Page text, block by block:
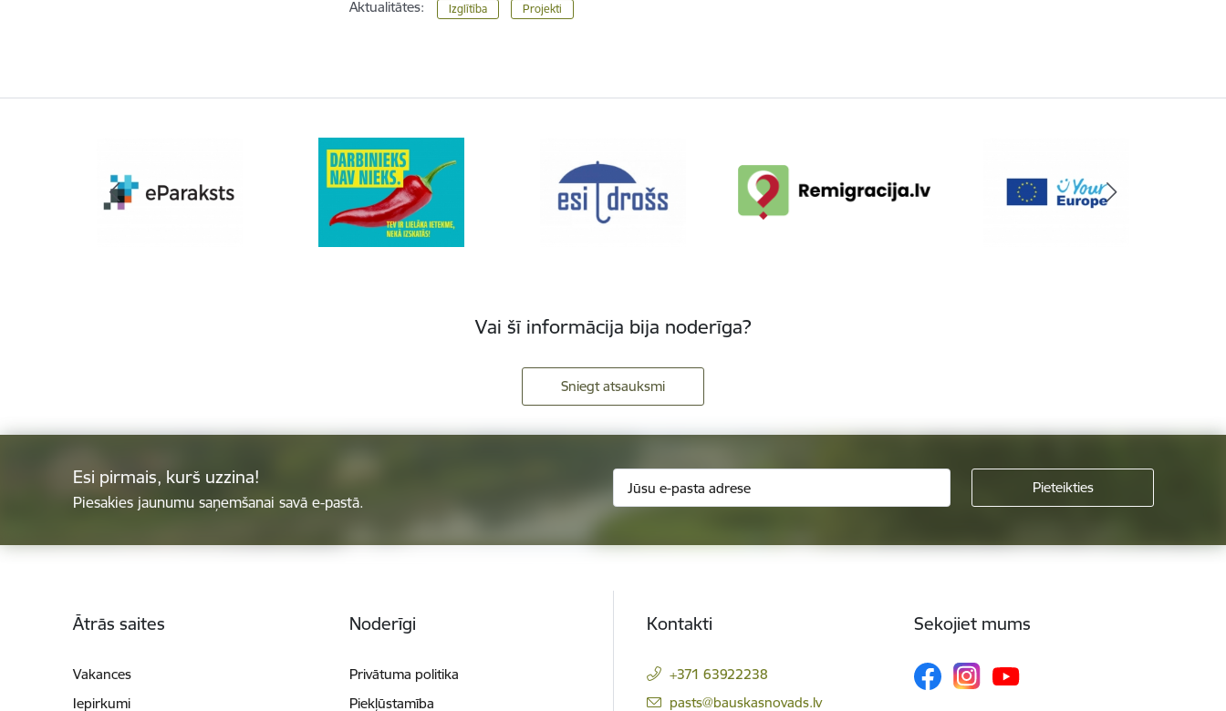
Aktualitātes: Izglītība Projekti
Vai šī informācija bija noderīga?
Sniegt atsauksmi
Esi pirmais, kurš uzzina!
Piesakies jaunumu saņemšanai savā e-pastā.
Ātrās saites
Vakances
Iepirkumi
Noderīgi
Privātuma politika
Piekļūstamība
Kontakti
+371 63922238
E-pasts:
pasts@bauskasnovads.lv
Sekojiet mums